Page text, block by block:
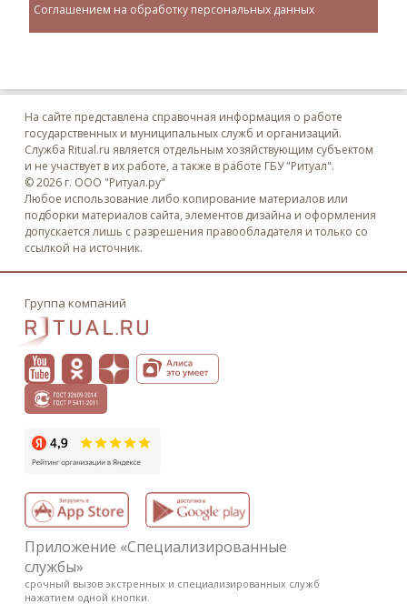
Соглашением на обработку персональных данных
На сайте представлена справочная информация о работе
государственных и муниципальных служб и организаций.
Служба Ritual.ru является отдельным хозяйствующим субъектом
и не участвует в их работе, а также в работе ГБУ "Ритуал".
© 2026 г. ООО "Ритуал.ру"
Любое использование либо копирование материалов или
подборки материалов сайта, элементов дизайна и оформления
допускается лишь с разрешения правообладателя и только со
ссылкой на источник.
Группа компаний
Приложение «Специализированные
службы»
срочный вызов экстренных и специализированных служб
нажатием одной кнопки.